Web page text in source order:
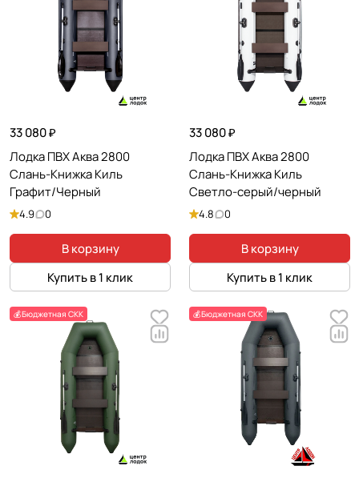
33 080 ₽
Лодка ПВХ Аква 2800
Слань-Книжка Киль
Графит/Черный
4.9 0
В корзину
Купить в 1 клик
33 080 ₽
Лодка ПВХ Аква 2800
Слань-Книжка Киль
Светло-серый/черный
4.8 0
В корзину
Купить в 1 клик
💰Бюджетная СКК 💰Бюджетная СКК